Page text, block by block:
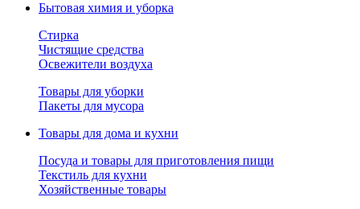
Бытовая химия и уборка
Стирка
Чистящие средства
Освежители воздуха
Товары для уборки
Пакеты для мусора
Товары для дома и кухни
Посуда и товары для приготовления пищи
Текстиль для кухни
Хозяйственные товары